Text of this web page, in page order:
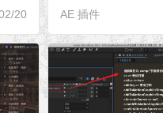
20
AfterCodecs v1.10.13
AE 插件